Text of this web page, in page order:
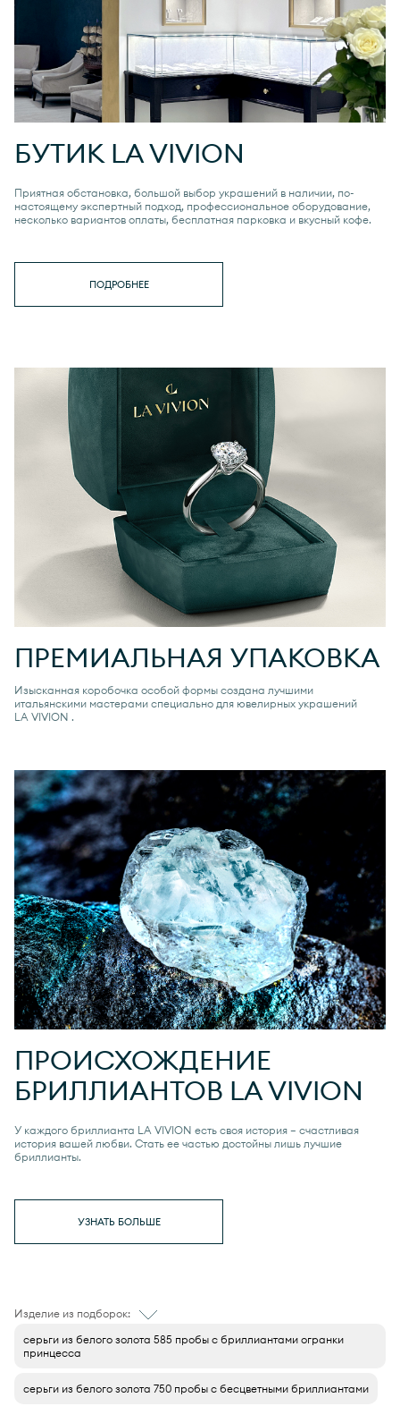
БУТИК LA VIVION
Приятная обстановка, большой выбор украшений в наличии, по-
настоящему экспертный подход, профессиональное оборудование,
несколько вариантов оплаты, бесплатная парковка и вкусный кофе.
ПОДРОБНЕЕ
ПРЕМИАЛЬНАЯ УПАКОВКА
Изысканная коробочка особой формы создана лучшими
итальянскими мастерами специально для ювелирных украшений
LA VIVION .
ПРОИСХОЖДЕНИЕ
БРИЛЛИАНТОВ LA VIVION
У каждого бриллианта LA VIVION есть своя история — счастливая
история вашей любви. Стать ее частью достойны лишь лучшие
бриллианты.
УЗНАТЬ БОЛЬШЕ
Изделие из подборок:
серьги из белого золота 585 пробы с бриллиантами огранки
принцесса
серьги из белого золота 750 пробы с бесцветными бриллиантами